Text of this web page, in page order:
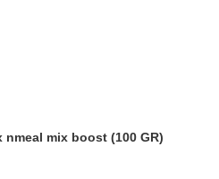
nmeal mix boost (100 GR)